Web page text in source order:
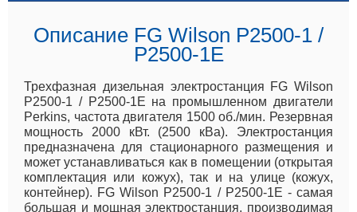
Описание FG Wilson P2500-1 /
P2500-1E
Трехфазная дизельная электростанция FG Wilson
P2500-1 / P2500-1E на промышленном двигатели
Perkins, частота двигателя 1500 об./мин. Резервная
мощность 2000 кВт. (2500 кВа). Электростанция
предназначена для стационарного размещения и
может устанавливаться как в помещении (открытая
комплектация или кожух), так и на улице (кожух,
контейнер). FG Wilson P2500-1 / P2500-1E - самая
большая и мощная электростанция, производимая